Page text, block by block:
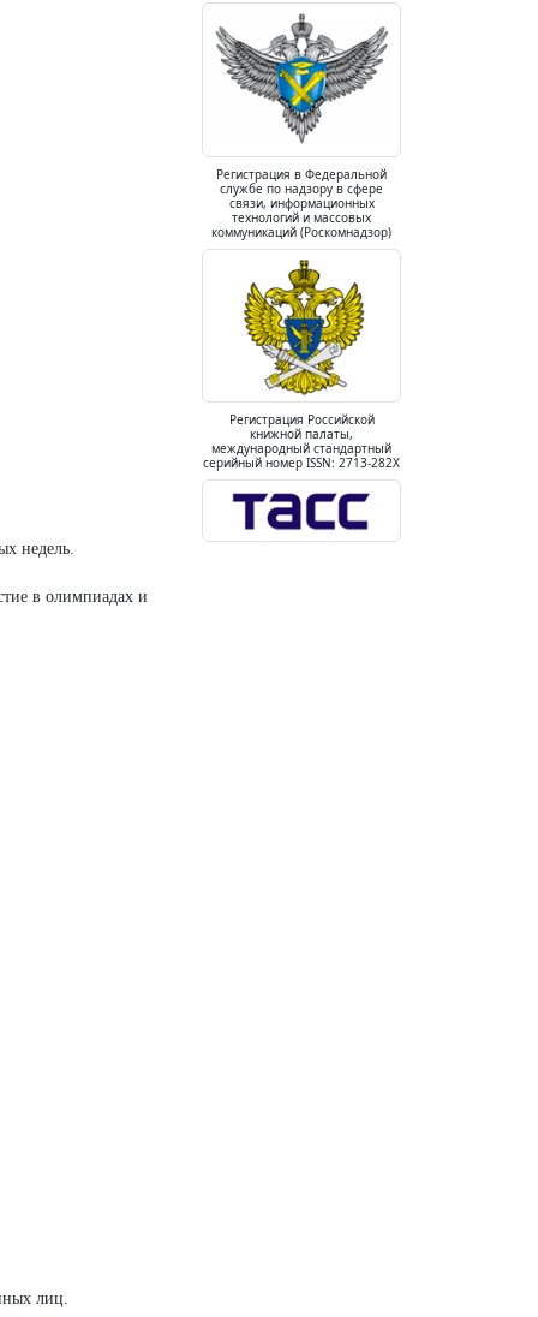
недель.
в олимпиадах и
лиц.
Регистрация в Федеральной
службе по надзору в сфере
связи, информационных
технологий и массовых
коммуникаций (Роскомнадзор)
Регистрация Российской
книжной палаты,
международный стандартный
серийный номер ISSN: 2713-282X